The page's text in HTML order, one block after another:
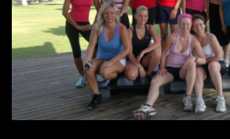
KALENDÁŘ AKCÍ
FORMY CVIČENÍ
VÝŽIVOVÉ PORADENSTVÍ